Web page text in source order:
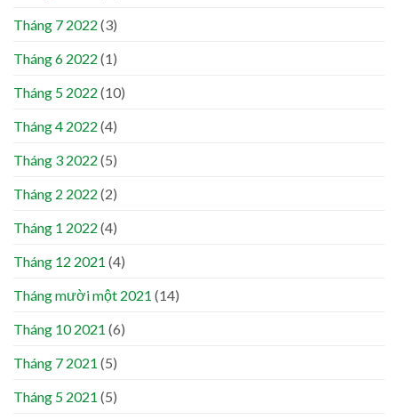
Tháng 7 2022 (3)
Tháng 6 2022 (1)
Tháng 5 2022 (10)
Tháng 4 2022 (4)
Tháng 3 2022 (5)
Tháng 2 2022 (2)
Tháng 1 2022 (4)
Tháng 12 2021 (4)
Tháng mười một 2021 (14)
Tháng 10 2021 (6)
Tháng 7 2021 (5)
Tháng 5 2021 (5)